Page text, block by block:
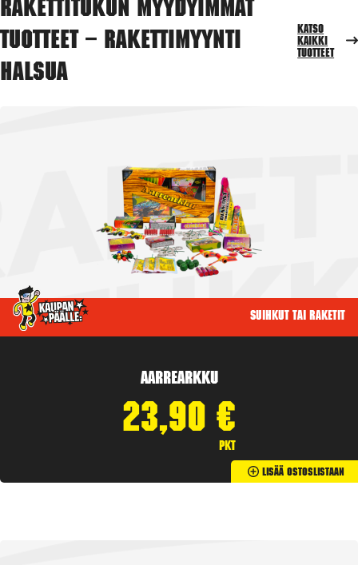
Rakettitukun myydyimmät
tuotteet – Rakettimyynti
Halsua
Katso
kaikki
tuotteet
Suihkut tai raketit
Aarrearkku
23,90 €
pkt
Lisää Ostoslistaan